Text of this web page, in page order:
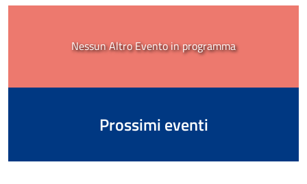
Nessun Altro Evento in programma
Prossimi eventi